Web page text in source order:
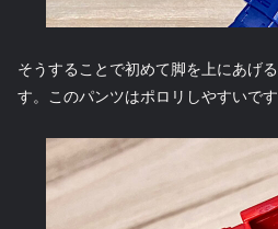
そうすることで初めて脚を上にあげ
す。このパンツはポロリしやすいです